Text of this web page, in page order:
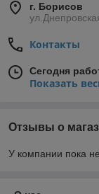
г. Борисов
Контакты
Сегодня
Показать
Отзывы о
У компании пока